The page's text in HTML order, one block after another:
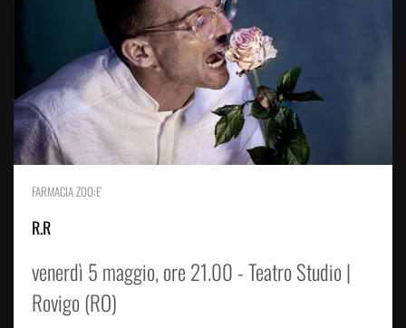
FARMACIA ZOO:E'
R.R
venerdì 5 maggio, ore 21.00 - Teatro Studio |
Rovigo (RO)